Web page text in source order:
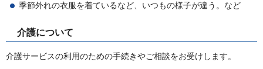
季節外れの衣服を着ているなど、いつもの様子が違う。など
介護について
介護サービスの利用のための手続きやご相談をお受けします。